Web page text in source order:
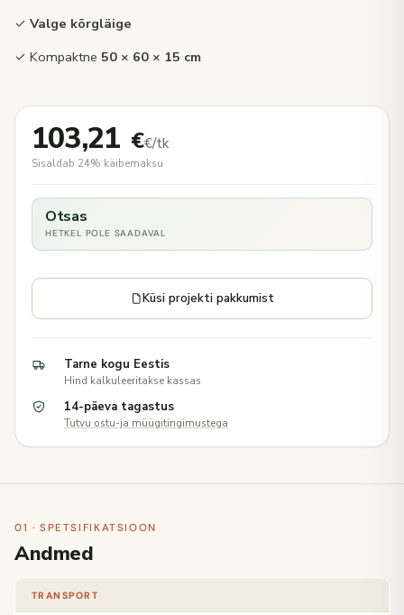
✓ Valge kõrgläige
✓ Kompaktne 50 × 60 × 15 cm
103,21 €€/tk
Sisaldab 24% käibemaksu
Otsas
HETKEL POLE SAADAVAL
Küsi projekti pakkumist
Tarne kogu Eestis
Hind kalkuleeritakse kassas
14-päeva tagastus
Tutvu ostu-ja müügitingimustega
01 · SPETSIFIKATSIOON
Andmed
TRANSPORT